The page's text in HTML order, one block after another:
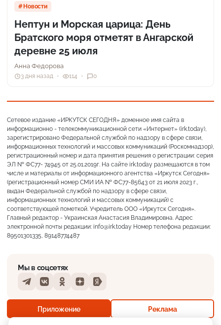
+23° Ощущается как +23
Новости
Нептун и Морская царица: День
Братского моря отметят в Ангарской
деревне 25 июля
Анна Федорова
3 дня назад 114 0
Сетевое издание «ИРКУТСК СЕГОДНЯ» доменное имя сайта в
информационно - телекоммуникационной сети «Интернет» (irk.today),
зарегистрировано Федеральной службой по надзору в сфере связи,
информационных технологий и массовых коммуникаций (Роскомнадзор),
регистрационный номер и дата принятия решения о регистрации: серия
ЭЛ № ФС77- 74945 от 25.01.2019г. На сайте irk.today размещаются в том
числе и материалы от информационного агентства «Иркутск Сегодня»
(регистрационный номер СМИ ИА № ФС77-85643 от 21 июля 2023 г.,
выдан Федеральной службой по надзору в сфере связи,
информационных технологий и массовых коммуникаций) с
соответствующей пометкой. Учредитель ООО «Иркутск Сегодня».
Главный редактор - Украинская Анастасия Владимировна. Адрес
электронной почты редакции: info@irk.today Номер телефона редакции:
89501301335, 89148774487
Мы в соцсетях
TelegramVKontakteOdnoklassniki
DzenYandex
Приложение Реклама